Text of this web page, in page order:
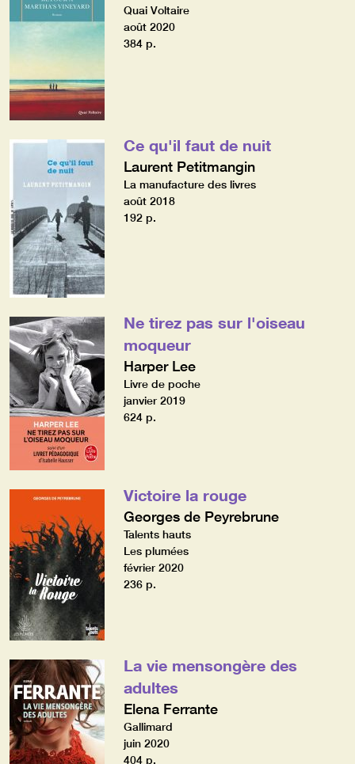
Quai Voltaire
août 2020
384 p.
Ce qu'il faut de nuit
Laurent Petitmangin
La manufacture des livres
août 2018
192 p.
Ne tirez pas sur l'oiseau
moqueur
Harper Lee
Livre de poche
janvier 2019
624 p.
Victoire la rouge
Georges de Peyrebrune
Talents hauts
Les plumées
février 2020
236 p.
La vie mensongère des
adultes
Elena Ferrante
Gallimard
juin 2020
404 p.